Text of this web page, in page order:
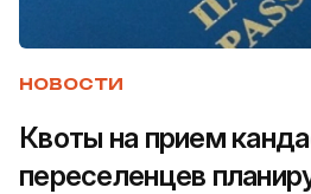
НОВОСТИ
Квоты на прием
переселенцев